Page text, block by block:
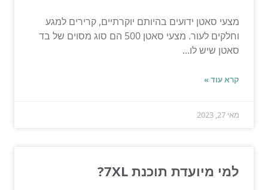
מצעי סאטן ידועים בהיותם יוקרתיים, קרירים למגע
וחלקים לעור. מצעי סאטן 500 הם סוג מסוים של בד
סאטן שיש לו...
קרא עוד »
מאי 27, 2023
למי מיועדת תוכנת 7XL?